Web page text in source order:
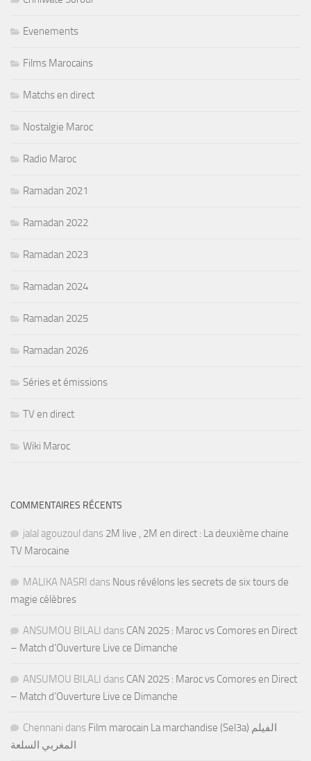
Evenements
Films Marocains
Matchs en direct
Nostalgie Maroc
Radio Maroc
Ramadan 2021
Ramadan 2022
Ramadan 2023
Ramadan 2024
Ramadan 2025
Ramadan 2026
Séries et émissions
TV en direct
Wiki Maroc
COMMENTAIRES RÉCENTS
jalal agouzoul dans 2M live , 2M en direct : La deuxième chaine
TV Marocaine
MALIKA NASRI dans Nous révélons les secrets de six tours de
magie célèbres
ANSUMOU BILALI dans CAN 2025 : Maroc vs Comores en Direct
– Match d’Ouverture Live ce Dimanche
ANSUMOU BILALI dans CAN 2025 : Maroc vs Comores en Direct
– Match d’Ouverture Live ce Dimanche
Chennani dans Film marocain La marchandise (Sel3a) الفيلم
المغربي السلعة